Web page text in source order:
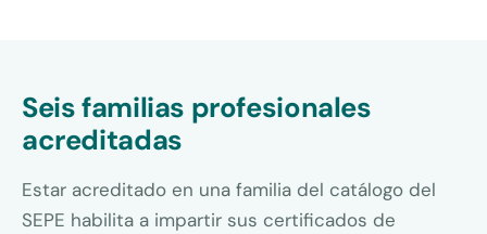
Seis familias profesionales
acreditadas
Estar acreditado en una familia del catálogo del
SEPE habilita a impartir sus certificados de